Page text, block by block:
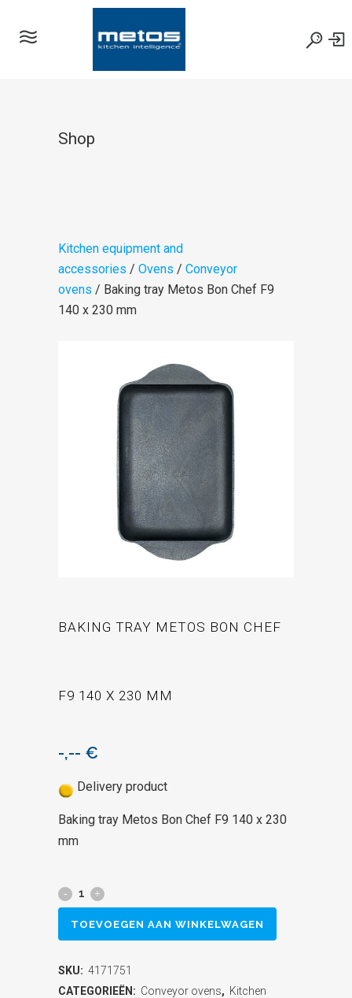
Shop
Kitchen equipment and
accessories / Ovens / Conveyor
ovens / Baking tray Metos Bon Chef F9
140 x 230 mm
BAKING TRAY METOS BON CHEF
F9 140 X 230 MM
-,-- €
Delivery product
Baking tray Metos Bon Chef F9 140 x 230
mm
Baking
tray
Bon
TOEVOEGEN AAN WINKELWAGEN
SKU: 4171751
CATEGORIEËN: Conveyor ovens, Kitchen